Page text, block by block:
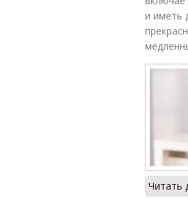
и иметь
Читать